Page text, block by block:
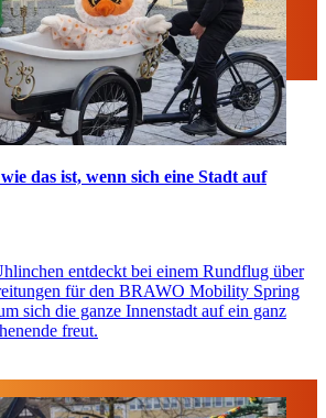
das ist, wenn sich eine Stadt auf
entdeckt bei einem Rundflug über
für den BRAWO Mobility Spring
sich die ganze Innenstadt auf ein ganz
freut.